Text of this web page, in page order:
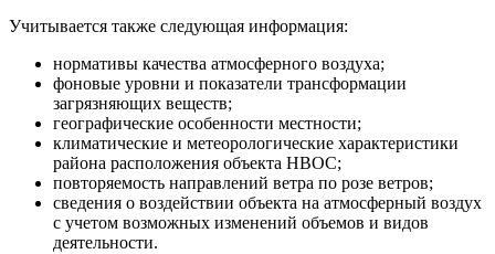
Учитывается также следующая информация:
нормативы качества атмосферного воздуха;
фоновые уровни и показатели трансформации
загрязняющих веществ;
географические особенности местности;
климатические и метеорологические характеристики
района расположения объекта НВОС;
повторяемость направлений ветра по розе ветров;
сведения о воздействии объекта на атмосферный воздух
с учетом возможных изменений объемов и видов
деятельности.